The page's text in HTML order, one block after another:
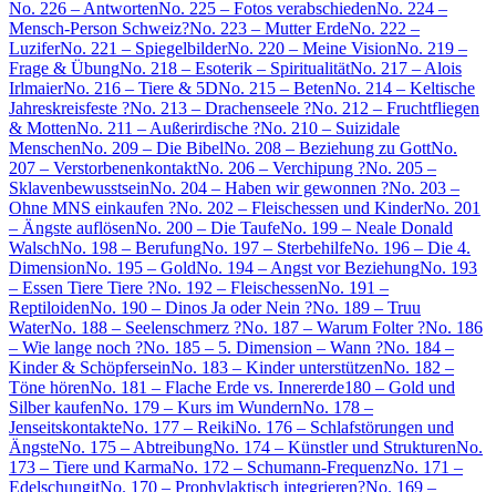
No. 226 – AntwortenNo. 225 – Fotos verabschiedenNo. 224 –
Mensch-Person Schweiz?No. 223 – Mutter ErdeNo. 222 –
LuziferNo. 221 – SpiegelbilderNo. 220 – Meine VisionNo. 219 –
Frage & ÜbungNo. 218 – Esoterik – SpiritualitätNo. 217 – Alois
IrlmaierNo. 216 – Tiere & 5DNo. 215 – BetenNo. 214 – Keltische
Jahreskreisfeste ?No. 213 – Drachenseele ?No. 212 – Fruchtfliegen
& MottenNo. 211 – Außerirdische ?No. 210 – Suizidale
MenschenNo. 209 – Die BibelNo. 208 – Beziehung zu GottNo.
207 – VerstorbenenkontaktNo. 206 – Verchipung ?No. 205 –
SklavenbewusstseinNo. 204 – Haben wir gewonnen ?No. 203 –
Ohne MNS einkaufen ?No. 202 – Fleischessen und KinderNo. 201
– Ängste auflösenNo. 200 – Die TaufeNo. 199 – Neale Donald
WalschNo. 198 – BerufungNo. 197 – SterbehilfeNo. 196 – Die 4.
DimensionNo. 195 – GoldNo. 194 – Angst vor BeziehungNo. 193
– Essen Tiere Tiere ?No. 192 – FleischessenNo. 191 –
ReptiloidenNo. 190 – Dinos Ja oder Nein ?No. 189 – Truu
WaterNo. 188 – Seelenschmerz ?No. 187 – Warum Folter ?No. 186
– Wie lange noch ?No. 185 – 5. Dimension – Wann ?No. 184 –
Kinder & SchöpferseinNo. 183 – Kinder unterstützenNo. 182 –
Töne hörenNo. 181 – Flache Erde vs. Innererde180 – Gold und
Silber kaufenNo. 179 – Kurs im WundernNo. 178 –
JenseitskontakteNo. 177 – ReikiNo. 176 – Schlafstörungen und
ÄngsteNo. 175 – AbtreibungNo. 174 – Künstler und StrukturenNo.
173 – Tiere und KarmaNo. 172 – Schumann-FrequenzNo. 171 –
EdelschungitNo. 170 – Prophylaktisch integrieren?No. 169 –